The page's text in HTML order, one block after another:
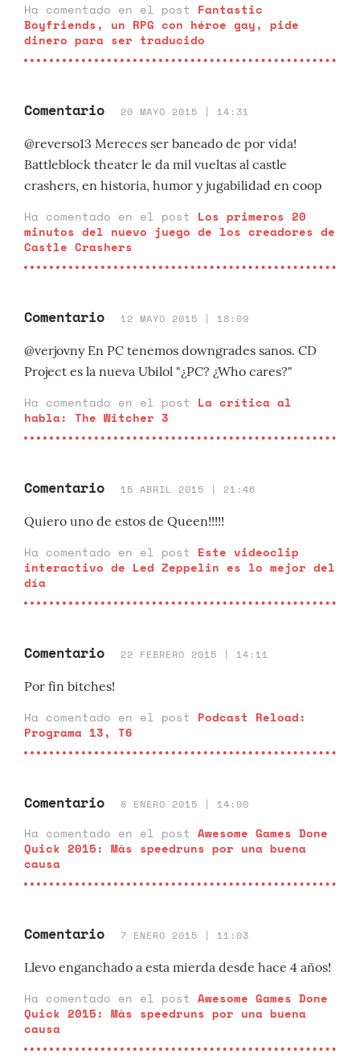
Ha comentado en el post Fantastic
Boyfriends, un RPG con héroe gay, pide
dinero para ser traducido
Comentario 20 MAYO 2015 | 14:31
@reverso13 Mereces ser baneado de por vida!
Battleblock theater le da mil vueltas al castle
crashers, en historia, humor y jugabilidad en coop
Ha comentado en el post Los primeros 20
minutos del nuevo juego de los creadores de
Castle Crashers
Comentario 12 MAYO 2015 | 18:09
@verjovny En PC tenemos downgrades sanos. CD
Project es la nueva Ubilol "¿PC? ¿Who cares?"
Ha comentado en el post La crítica al
habla: The Witcher 3
Comentario 15 ABRIL 2015 | 21:46
Quiero uno de estos de Queen!!!!!
Ha comentado en el post Este videoclip
interactivo de Led Zeppelin es lo mejor del
día
Comentario 22 FEBRERO 2015 | 14:11
Por fin bitches!
Ha comentado en el post Podcast Reload:
Programa 13, T6
Comentario 8 ENERO 2015 | 14:00
Ha comentado en el post Awesome Games Done
Quick 2015: Más speedruns por una buena
causa
Comentario 7 ENERO 2015 | 11:03
Llevo enganchado a esta mierda desde hace 4 años!
Ha comentado en el post Awesome Games Done
Quick 2015: Más speedruns por una buena
causa